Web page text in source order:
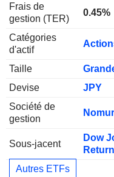
Frais de
gestion (TER)
0.45%
Catégories
d'actif
Taille
Devise
JPY
Société de
gestion
Sous-jacent
Dow
Autres ETFs